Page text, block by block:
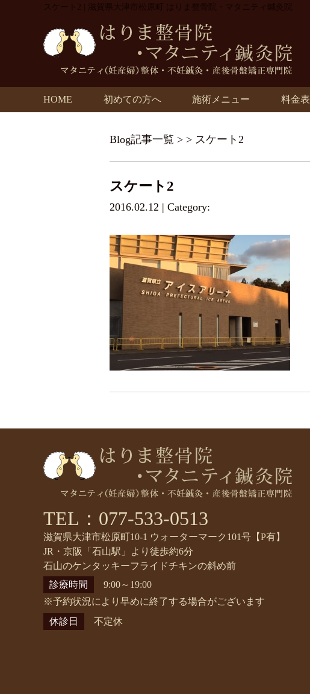
スケート2 | 滋賀県大津市松原町 はりま整骨院・マタニティ鍼灸院
HOME 初めての方へ 施術メニュー 料金表
Blog記事一覧 > > スケート2
スケート2
2016.02.12 | Category:
TEL：077-533-0513
滋賀県大津市松原町10-1 ウォーターマーク101号【P有】
JR・京阪「石山駅」より徒歩約6分
石山のケンタッキーフライドチキンの斜め前
診療時間
9:00～19:00
※予約状況により早めに終了する場合がございます
休診日
不定休